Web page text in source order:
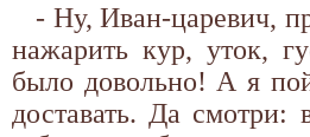
- Ну, Иван-царевич,
нажарить кур, уток,
было довольно! А я
доставать. Да смотри: